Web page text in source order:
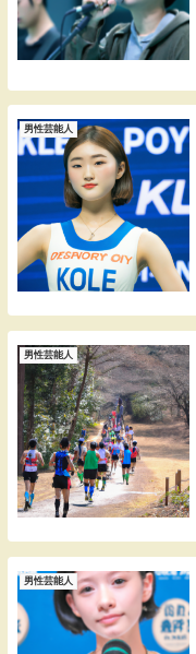
男性芸能人
男性芸能人
男性芸能人